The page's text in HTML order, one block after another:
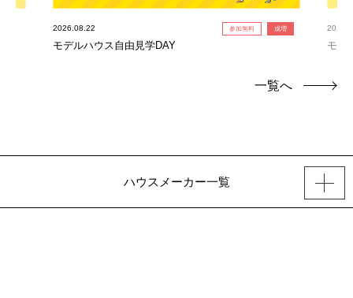
2026.08.22 参加無料 成増
モデルハウス自由見学DAY モデ
一覧へ
ハウスメーカー一覧